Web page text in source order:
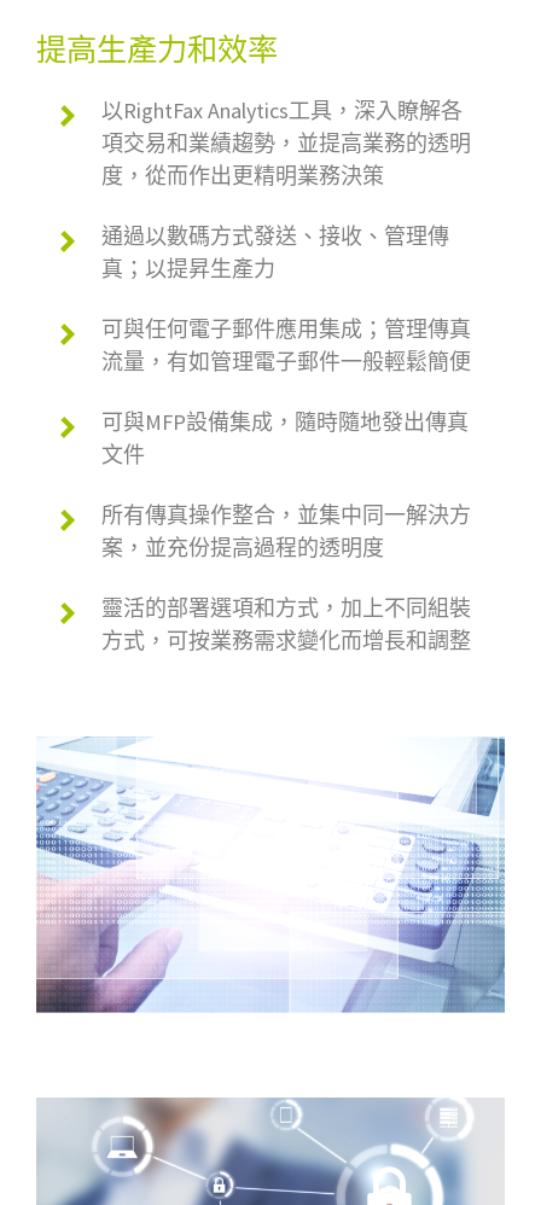
提高生產力和效率
以RightFax Analytics工具，深入瞭解各
項交易和業績趨勢，並提高業務的透明
度，從而作出更精明業務決策
通過以數碼方式發送、接收、管理傳
真；以提昇生產力
可與任何電子郵件應用集成；管理傳真
流量，有如管理電子郵件一般輕鬆簡便
可與MFP設備集成，隨時隨地發出傳真
文件
所有傳真操作整合，並集中同一解決方
案，並充份提高過程的透明度
靈活的部署選項和方式，加上不同組裝
方式，可按業務需求變化而增長和調整